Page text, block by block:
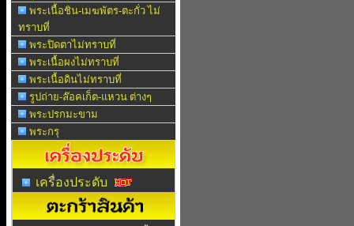
พระเนื้อชิน-เมฆพัตร-ตะกั่ว ไม่
ทราบที่
พระปิดตาไม่ทราบที่
พระเนื้อผงไม่ทราบที่
พระเนื้อดินไม่ทราบที่
รูปถ่าย-ล๊อคเก็ต-แหวน ต่างๆ
พระปรกมะขาม
พระกรุ
เครื่องประดับ